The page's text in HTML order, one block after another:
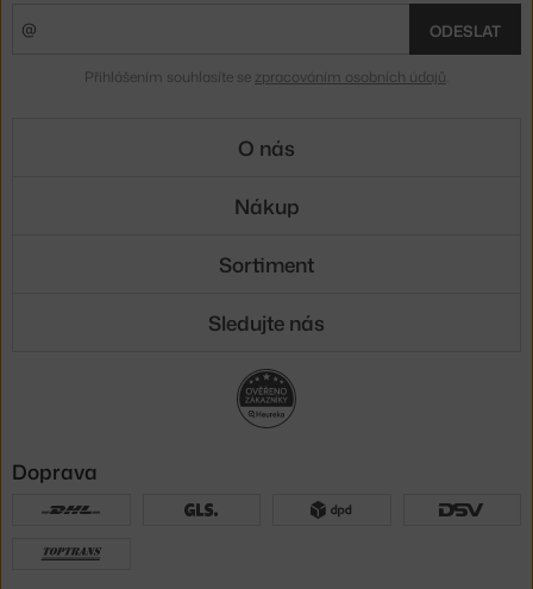
ODESLAT
Přihlášením souhlasíte se zpracováním osobních údajů
O nás
Nákup
Sortiment
Sledujte nás
Doprava